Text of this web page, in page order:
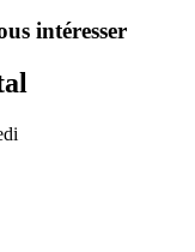
intéresser